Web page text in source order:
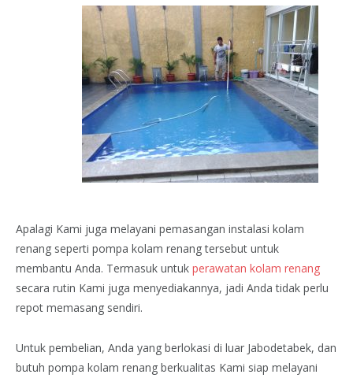
Apalagi Kami juga melayani pemasangan instalasi kolam
renang seperti pompa kolam renang tersebut untuk
membantu Anda. Termasuk untuk perawatan kolam renang
secara rutin Kami juga menyediakannya, jadi Anda tidak perlu
repot memasang sendiri.
Untuk pembelian, Anda yang berlokasi di luar Jabodetabek, dan
butuh pompa kolam renang berkualitas Kami siap melayani